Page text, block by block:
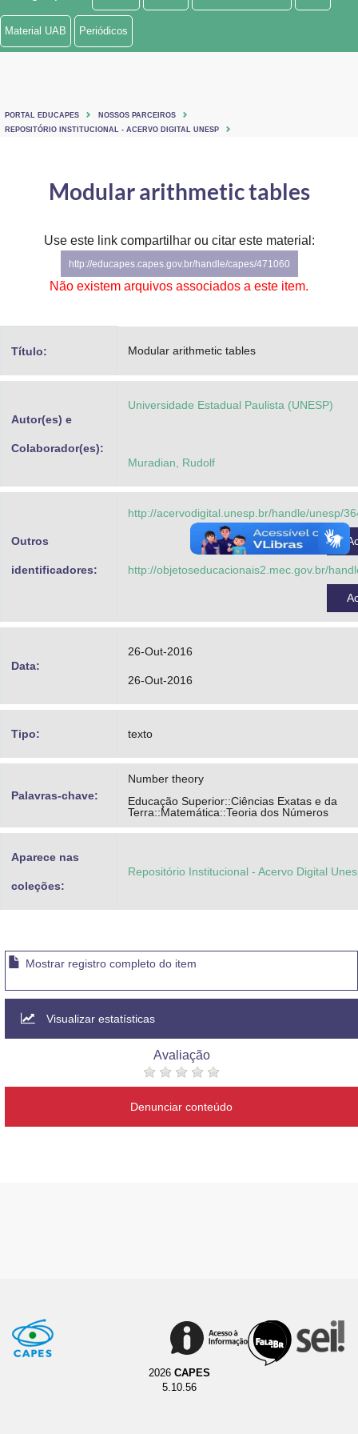
Ministério de Minas e Energia
Ministério do Turismo
Controladoria-Geral da União
Advocacia-Geral da União
Planalto
Material UAB Periódicos
PORTAL EDUCAPES
NOSSOS PARCEIROS
REPOSITÓRIO INSTITUCIONAL - ACERVO DIGITAL UNESP
Modular arithmetic tables
Use este link compartilhar ou citar este material:
http://educapes.capes.gov.br/handle/capes/471060
Não existem arquivos associados a este item.
Título: Modular arithmetic tables
Autor(es) e
Colaborador(es):
Universidade Estadual Paulista (UNESP)
Muradian, Rudolf
Outros
identificadores:
http://acervodigital.unesp.br/handle/unesp/
http://objetoseducacionais2.mec.gov.br/
Data:
26-Out-2016
26-Out-2016
Tipo: texto
Palavras-chave:
Number theory
Educação Superior::Ciências Exatas e da
Terra::Matemática::Teoria dos Números
Aparece nas
coleções:
Repositório Institucional - Acervo Digital
Mostrar registro completo do item
Visualizar estatísticas
Avaliação
Denunciar conteúdo
2026 CAPES
5.10.56